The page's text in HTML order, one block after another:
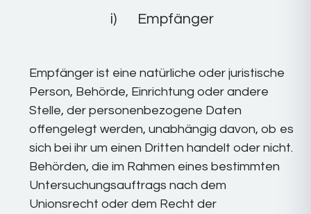
i) Empfänger
Empfänger ist eine natürliche oder juristische
Person, Behörde, Einrichtung oder andere
Stelle, der personenbezogene Daten
offengelegt werden, unabhängig davon, ob es
sich bei ihr um einen Dritten handelt oder nicht.
Behörden, die im Rahmen eines bestimmten
Untersuchungsauftrags nach dem
Unionsrecht oder dem Recht der